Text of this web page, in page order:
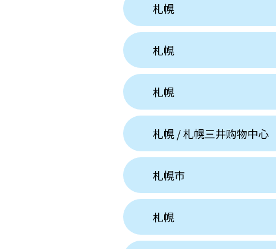
札幌
札幌
札幌
札幌 / 札幌三井购物中心
札幌市
札幌